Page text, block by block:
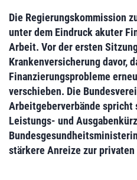
Die Regierungskommission
unter dem Eindruck akuter
Arbeit. Vor der ersten
Krankenversicherung davor,
Finanzierungsprobleme
verschieben. Die
Arbeitgeberverbände
Leistungs- und
stärkere Anreize zur